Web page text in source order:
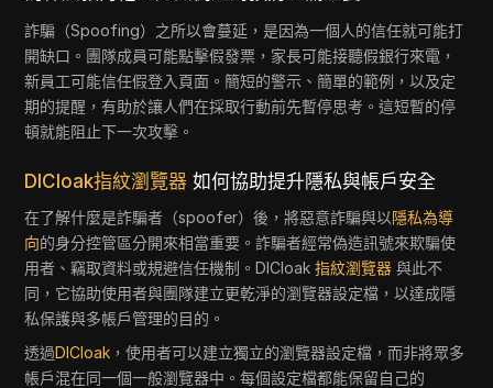
詐騙（Spoofing）之所以會蔓延，是因為一個人的信任就可能打
開缺口。團隊成員可能點擊假發票，家長可能接聽假銀行來電，
新員工可能信任假登入頁面。簡短的警示、簡單的範例，以及定
期的提醒，有助於讓人們在採取行動前先暫停思考。這短暫的停
頓就能阻止下一次攻擊。
DICloak指紋瀏覽器 如何協助提升隱私與帳戶安全
在了解什麼是詐騙者（spoofer）後，將惡意詐騙與以隱私為導
向的身分控管區分開來相當重要。詐騙者經常偽造訊號來欺騙使
用者、竊取資料或規避信任機制。DICloak指紋瀏覽器 與此不
同，它協助使用者與團隊建立更乾淨的瀏覽器設定檔，以達成隱
私保護與多帳戶管理的目的。
透過DICloak ，使用者可以建立獨立的瀏覽器設定檔，而非將眾多
帳戶混在同一個一般瀏覽器中。每個設定檔都能保留自己的